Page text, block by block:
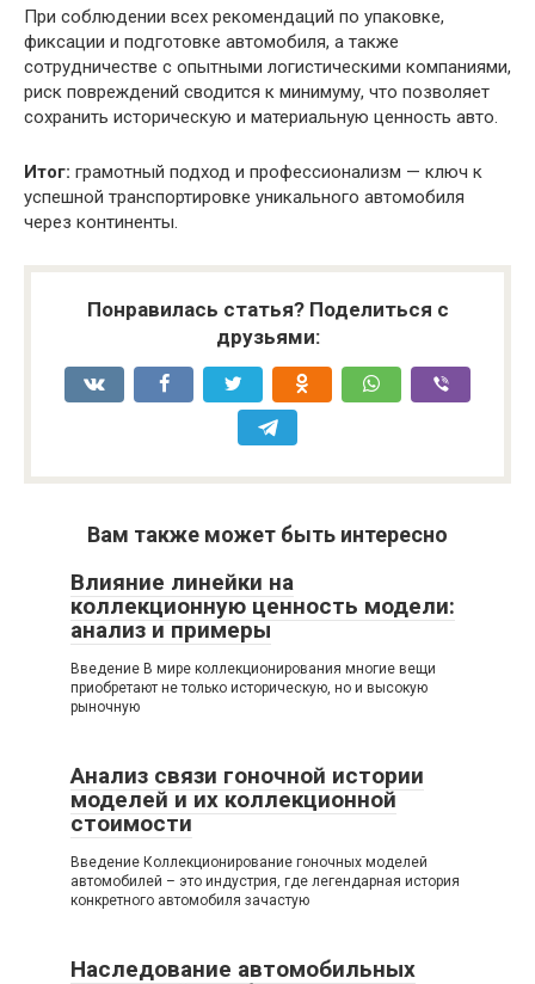
При соблюдении всех рекомендаций по упаковке,
фиксации и подготовке автомобиля, а также
сотрудничестве с опытными логистическими компаниями,
риск повреждений сводится к минимуму, что позволяет
сохранить историческую и материальную ценность авто.
Итог: грамотный подход и профессионализм — ключ к
успешной транспортировке уникального автомобиля
через континенты.
Понравилась статья? Поделиться с
друзьями:
Вам также может быть интересно
Влияние линейки на
коллекционную ценность модели:
анализ и примеры
Введение В мире коллекционирования многие вещи
приобретают не только историческую, но и высокую
рыночную
Анализ связи гоночной истории
моделей и их коллекционной
стоимости
Введение Коллекционирование гоночных моделей
автомобилей – это индустрия, где легендарная история
конкретного автомобиля зачастую
Наследование автомобильных